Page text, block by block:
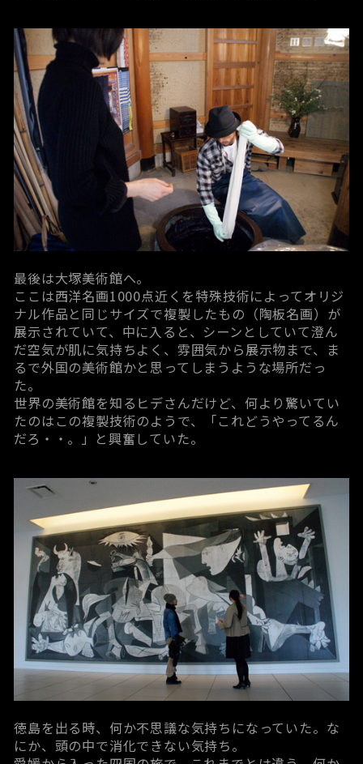
最後は大塚美術館へ。
ここは西洋名画1000点近くを特殊技術によってオリジ
ナル作品と同じサイズで複製したもの（陶板名画）が
展示されていて、中に入ると、シーンとしていて澄ん
だ空気が肌に気持ちよく、雰囲気から展示物まで、ま
るで外国の美術館かと思ってしまうような場所だっ
た。
世界の美術館を知るヒデさんだけど、何より驚いてい
たのはこの複製技術のようで、「これどうやってるん
だろ・・。」と興奮していた。
徳島を出る時、何か不思議な気持ちになっていた。な
にか、頭の中で消化できない気持ち。